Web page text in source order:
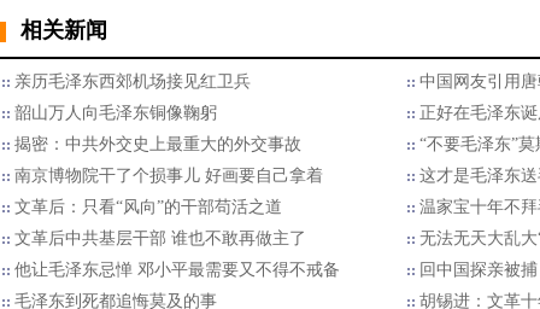
相关新闻
亲历毛泽东西郊机场接见红卫兵
中国网友引用
韶山万人向毛泽东铜像鞠躬
正好在毛泽东
揭密：中共外交史上最重大的外交事故
“不要毛泽东”
南京博物院干了个损事儿 好画要自己拿着
这才是毛泽东
文革后：只看“风向”的干部苟活之道
温家宝十年不
文革后中共基层干部 谁也不敢再做主了
无法无天大乱
他让毛泽东忌惮 邓小平最需要又不得不戒备
回中国探亲被
毛泽东到死都追悔莫及的事
胡锡进：文革